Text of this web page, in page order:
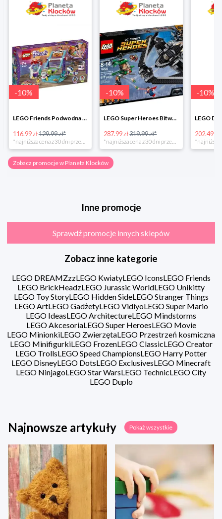
-10%
LEGO Friends Podwodna Frajda w super cenie
116.99 zł129.99 zł*
*najniższa cena z 30 dni przed obniżką
-10%
LEGO Super Heroes Bitwa powietrzna w super cenie
287.99 zł 319.99 zł*
*najniższa cena z 30 dni przed obniżką
-10%
202.49 zł
Zobacz promocje w Planeta Klocków
Inne promocje
Sprawdź promocje innych sklepów
Zobacz inne kategorie
LEGO DREAMZzzLEGO KwiatyLEGO IconsLEGO Friends
LEGO BrickHeadzLEGO Jurassic WorldLEGO Unikitty
LEGO Toy StoryLEGO Hidden SideLEGO Stranger Things
LEGO ArtLEGO GadżetyLEGO VidiyoLEGO Super Mario
LEGO IdeasLEGO ArchitectureLEGO Mindstorms
LEGO AkcesoriaLEGO Super HeroesLEGO Movie
LEGO MinionkiLEGO ZwierzętaLEGO Przestrzeń kosmiczna
LEGO MinifigurkiLEGO FrozenLEGO ClassicLEGO Creator
LEGO TrollsLEGO Speed ChampionsLEGO Harry Potter
LEGO DisneyLEGO DotsLEGO ExclusivesLEGO Minecraft
LEGO NinjagoLEGO Star WarsLEGO TechnicLEGO City
LEGO Duplo
Najnowsze artykuły Pokaż wszystkie